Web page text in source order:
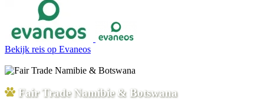
Bekijk reis op Evaneos
Fair Trade Namibie & Botswana